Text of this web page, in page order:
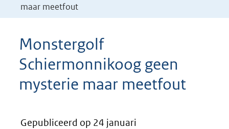
maar meetfout
Monstergolf
Schiermonnikoog geen
mysterie maar meetfout
Gepubliceerd op 24 januari